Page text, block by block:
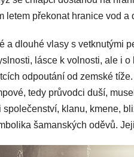
letem překonat hranice vod
a dlouhé vlasy s vetknutými
lásce k volnosti, ale i
odpoutání od zemské
tedy průvodci duší,
společenství, klanu, kmene,
šamanských oděvů.